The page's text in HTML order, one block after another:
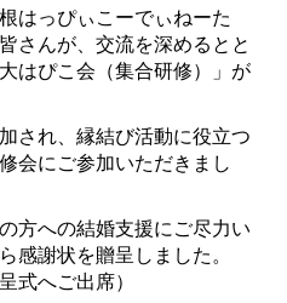
はっぴぃこーでぃねーた
さんが、交流を深めるとと
はぴこ会（集合研修）」が
され、縁結び活動に役立つ
会にご参加いただきまし
方への結婚支援にご尽力い
感謝状を贈呈しました。
式へご出席）